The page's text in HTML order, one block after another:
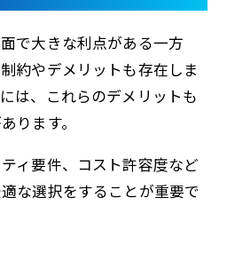
で大きな利点がある一方
約やデメリットも存在しま
は、これらのデメリットも
ります。
ィ要件、コスト許容度など
な選択をすることが重要で